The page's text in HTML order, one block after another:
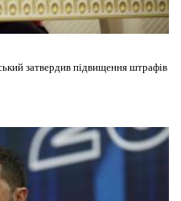
затвердив підвищення штрафів